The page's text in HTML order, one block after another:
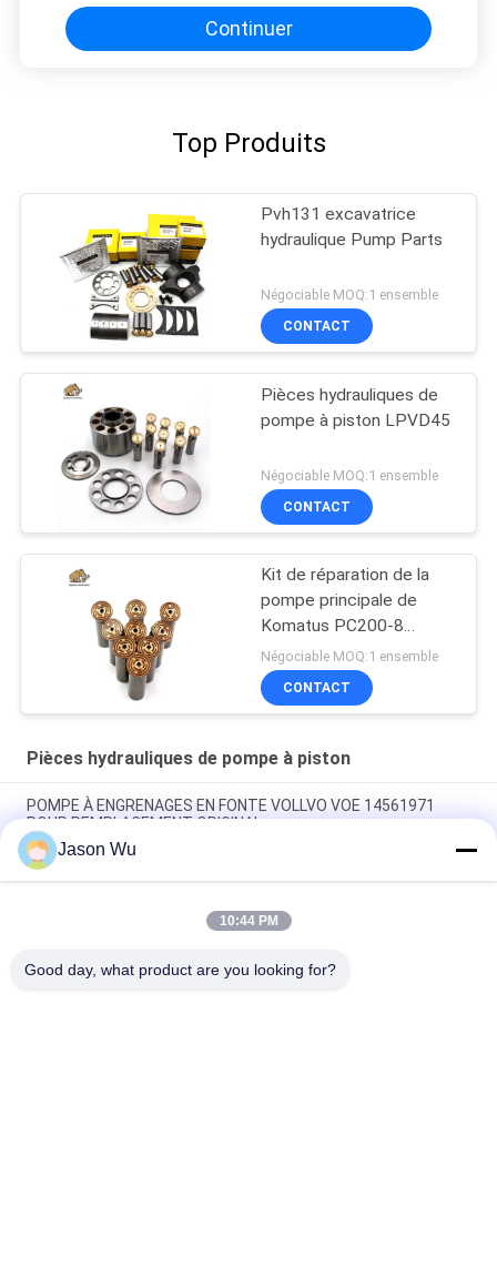
Continuer
Top Produits
Pvh131 excavatrice
hydraulique Pump Parts
Négociable MOQ:1 ensemble
CONTACT
Pièces hydrauliques de
pompe à piston LPVD45
Négociable MOQ:1 ensemble
CONTACT
Kit de réparation de la
pompe principale de
Komatus PC200-8
Pompes hydrauliques
Négociable MOQ:1 ensemble
CONTACT
Pièces hydrauliques de pompe à piston
POMPE À ENGRENAGES EN FONTE VOLLVO VOE 14561971
POUR REMPLACEMENT ORIGINAL
POMPE À ENGRENAGES EN FONTE VOLLVO VOE 14537295
POUR REMPLACEMENT ORIGINAL
Pompes à engrenages en fonte VOLLVO VOE 14782798 pour le
Jason Wu
10:44 PM
Good day, what product are you looking for?